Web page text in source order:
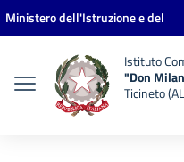
Vai ai contenuti
Vai al menu di navigazione
Vai al footer
Ministero dell'Istruzione e del
Istituto
"Don
Ticineto